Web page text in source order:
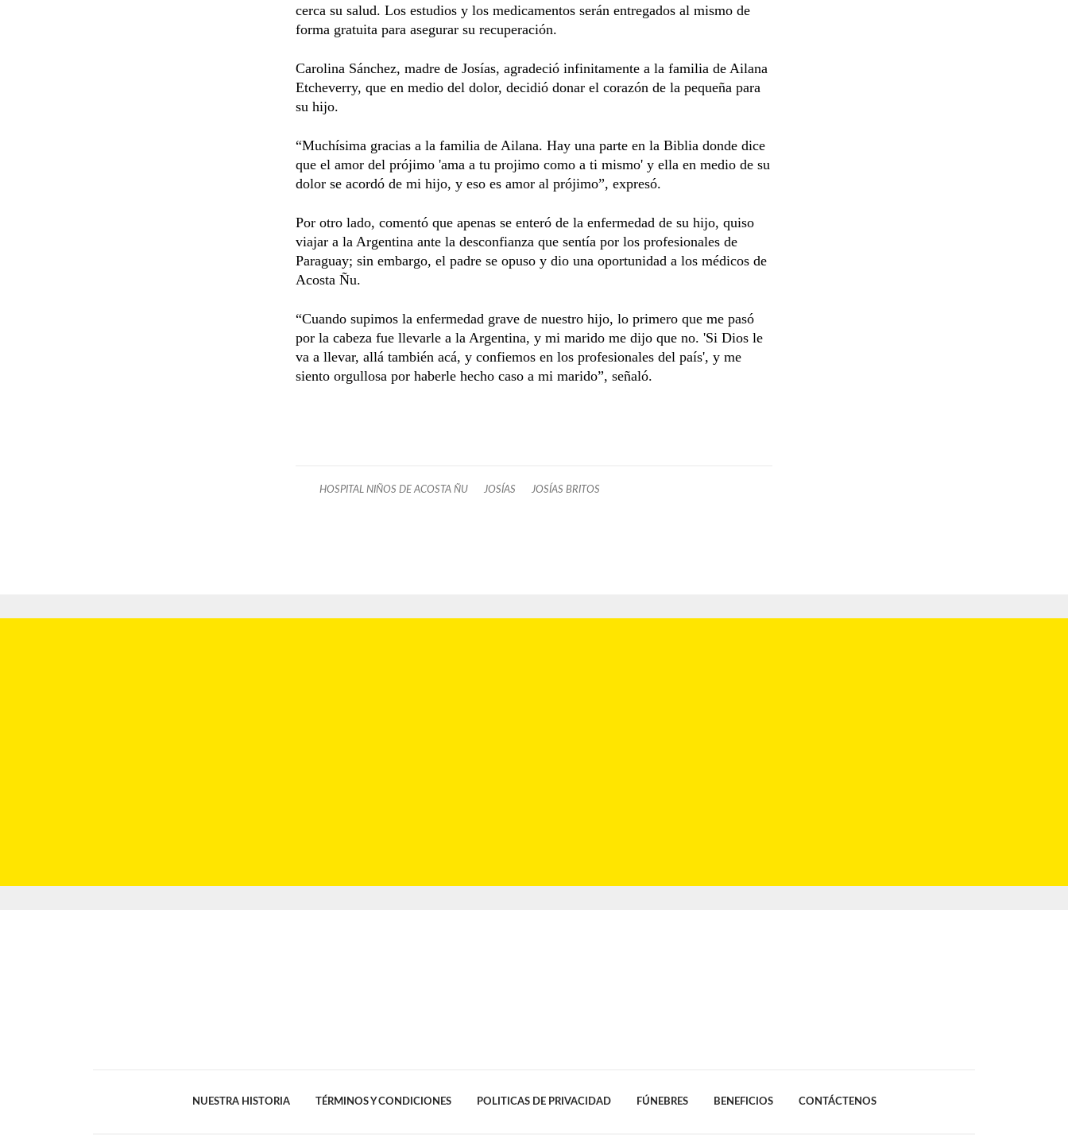
cerca su salud. Los estudios y los medicamentos serán entregados al mismo de
forma gratuita para asegurar su recuperación.
Carolina Sánchez, madre de Josías, agradeció infinitamente a la familia de Ailana
Etcheverry, que en medio del dolor, decidió donar el corazón de la pequeña para
su hijo.
“Muchísima gracias a la familia de Ailana. Hay una parte en la Biblia donde dice
que el amor del prójimo 'ama a tu projimo como a ti mismo' y ella en medio de su
dolor se acordó de mi hijo, y eso es amor al prójimo”, expresó.
Por otro lado, comentó que apenas se enteró de la enfermedad de su hijo, quiso
viajar a la Argentina ante la desconfianza que sentía por los profesionales de
Paraguay; sin embargo, el padre se opuso y dio una oportunidad a los médicos de
Acosta Ñu.
“Cuando supimos la enfermedad grave de nuestro hijo, lo primero que me pasó
por la cabeza fue llevarle a la Argentina, y mi marido me dijo que no. 'Si Dios le
va a llevar, allá también acá, y confiemos en los profesionales del país', y me
siento orgullosa por haberle hecho caso a mi marido”, señaló.
HOSPITAL NIÑOS DE ACOSTA ÑU JOSÍAS JOSÍAS BRITOS
NUESTRA HISTORIA TÉRMINOS Y CONDICIONES POLITICAS DE PRIVACIDAD FÚNEBRES BENEFICIOS CONTÁCTENOS